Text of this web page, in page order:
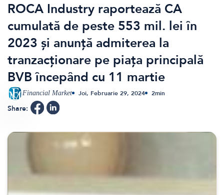
International
BVB Recap
Bursa
Acțiunea Zilei
Brokeri
Pensie & taxe
Credite
Asigurari
Start-Up
FINTECH
Digital Trends
Digital payments
ROCA Industry raportează CA
cumulată de peste 553 mil. lei în
2023 și anunță admiterea la
tranzacționare pe piața principală
BVB începând cu 11 martie
Financial Market Joi, Februarie 29, 2024 2min
Share: